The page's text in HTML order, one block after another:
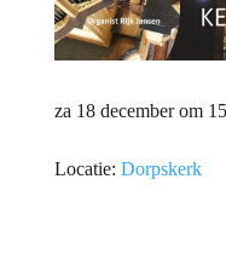
za 18 december om
Locatie: Dorpskerk